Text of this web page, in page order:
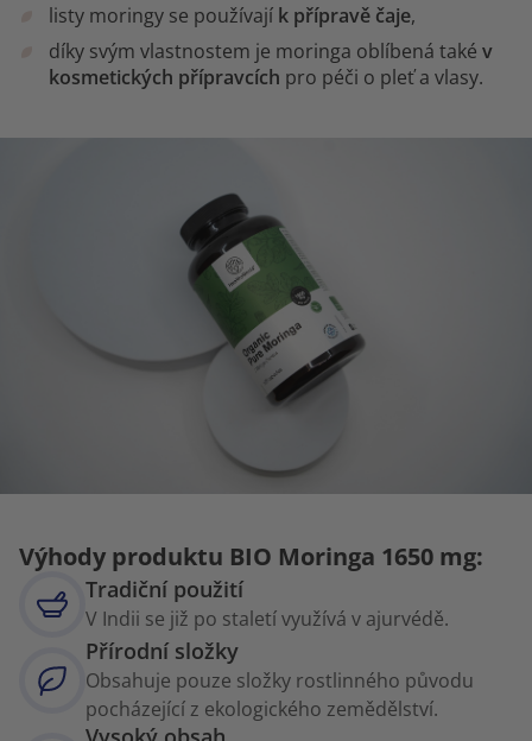
listy moringy se používají k přípravě čaje,
díky svým vlastnostem je moringa oblíbená také v
kosmetických přípravcích pro péči o pleť a vlasy.
Výhody produktu BIO Moringa 1650 mg:
Tradiční použití
V Indii se již po staletí využívá v ajurvédě.
Přírodní složky
Obsahuje pouze složky rostlinného původu
pocházející z ekologického zemědělství.